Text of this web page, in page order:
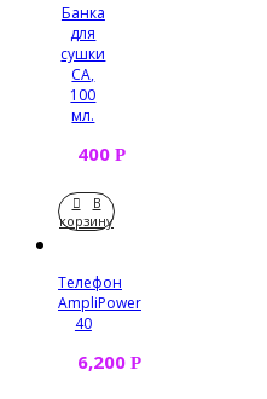
Банка
для
сушки
СА,
100
мл.
400 Р
В
корзину
Телефон
AmpliPower
40
6,200 Р